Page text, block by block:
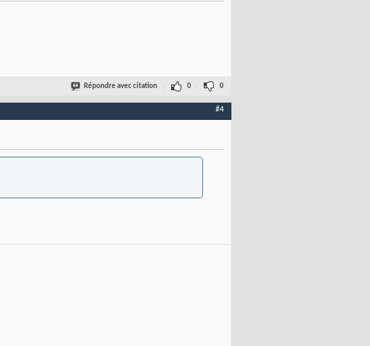
Répondre avec citation 0 0
#4